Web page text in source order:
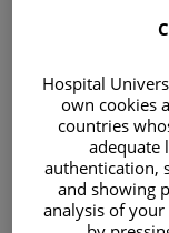
Buscar
Hospital
own cookies
countries
adequate
authentication,
and showing
analysis of your